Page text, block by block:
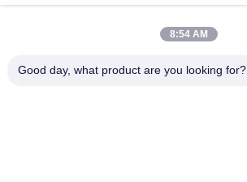
8:54 AM
Good day, what product are you looking for?